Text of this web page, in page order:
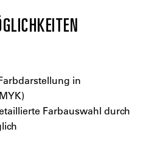
in
Farbauswahl durch